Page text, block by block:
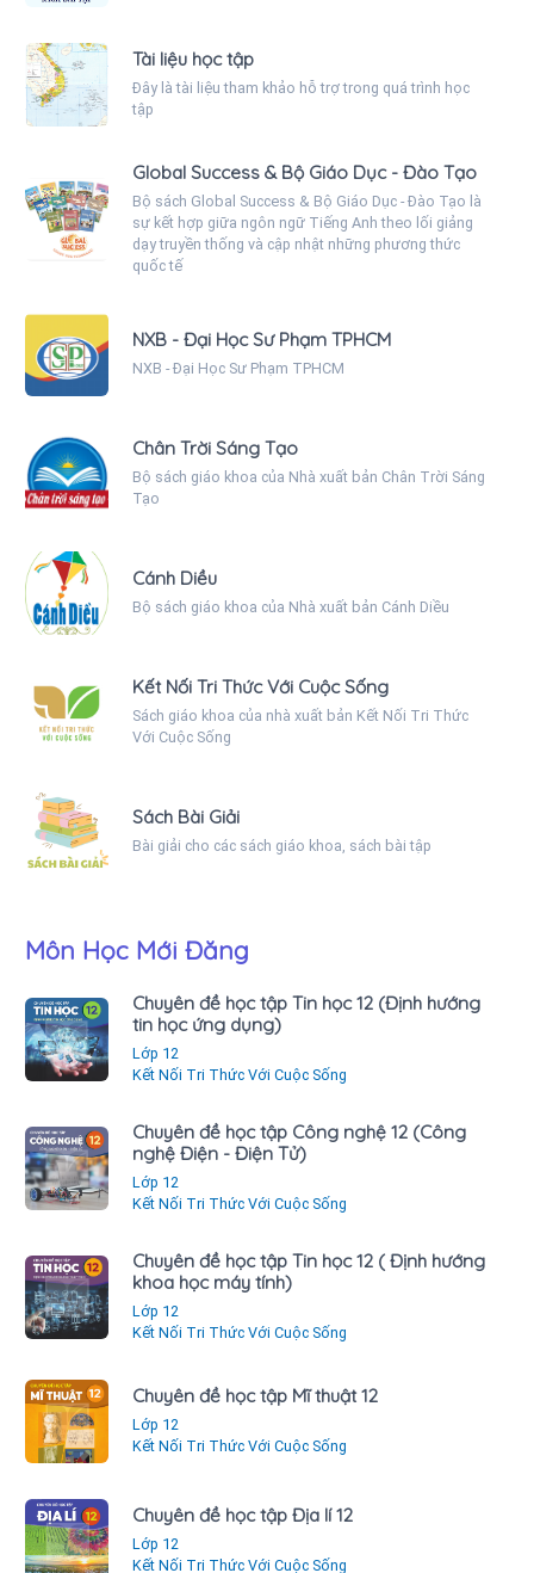
Tài liệu học tập
Đây là tài liệu tham khảo hỗ trợ trong quá trình học
tập
Global Success & Bộ Giáo Dục - Đào Tạo
Bộ sách Global Success & Bộ Giáo Dục - Đào Tạo là
sự kết hợp giữa ngôn ngữ Tiếng Anh theo lối giảng
dạy truyền thống và cập nhật những phương thức
quốc tế
NXB - Đại Học Sư Phạm TPHCM
NXB - Đại Học Sư Phạm TPHCM
Chân Trời Sáng Tạo
Bộ sách giáo khoa của Nhà xuất bản Chân Trời Sáng
Tạo
Cánh Diều
Bộ sách giáo khoa của Nhà xuất bản Cánh Diều
Kết Nối Tri Thức Với Cuộc Sống
Sách giáo khoa của nhà xuất bản Kết Nối Tri Thức
Với Cuộc Sống
Sách Bài Giải
Bài giải cho các sách giáo khoa, sách bài tập
Môn Học Mới Đăng
Chuyên đề học tập Tin học 12 (Định hướng
tin học ứng dụng)
Lớp 12
Kết Nối Tri Thức Với Cuộc Sống
Chuyên đề học tập Công nghệ 12 (Công
nghệ Điện - Điện Tử)
Lớp 12
Kết Nối Tri Thức Với Cuộc Sống
Chuyên đề học tập Tin học 12 ( Định hướng
khoa học máy tính)
Lớp 12
Kết Nối Tri Thức Với Cuộc Sống
Chuyên đề học tập Mĩ thuật 12
Lớp 12
Kết Nối Tri Thức Với Cuộc Sống
Chuyên đề học tập Địa lí 12
Lớp 12
Kết Nối Tri Thức Với Cuộc Sống